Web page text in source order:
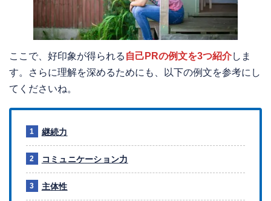
ここで、好印象が得られる 自己PRの例文を3つ紹介しま
す。さらに理解を深めるためにも、以下の例文を参考にし
てくださいね。
継続力
コミュニケーション力
主体性